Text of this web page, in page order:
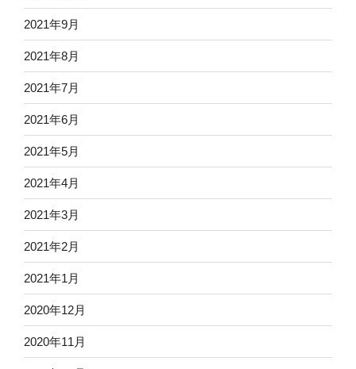
2021年9月
2021年8月
2021年7月
2021年6月
2021年5月
2021年4月
2021年3月
2021年2月
2021年1月
2020年12月
2020年11月